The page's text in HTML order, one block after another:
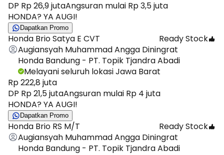
DP Rp 26,9 jutaAngsuran mulai Rp 3,5 juta
HONDA? YA AUGI!
Dapatkan Promo
Honda Brio Satya E CVT
Ready Stock
Augiansyah Muhammad Angga Diningrat
Honda Bandung - PT. Topik Tjandra Abadi
Melayani seluruh lokasi Jawa Barat
Rp 222,8 juta
DP Rp 21,5 jutaAngsuran mulai Rp 4 juta
HONDA? YA AUGI!
Dapatkan Promo
Honda Brio RS M/T
Ready Stock
Augiansyah Muhammad Angga Diningrat
Honda Bandung - PT. Topik Tjandra Abadi